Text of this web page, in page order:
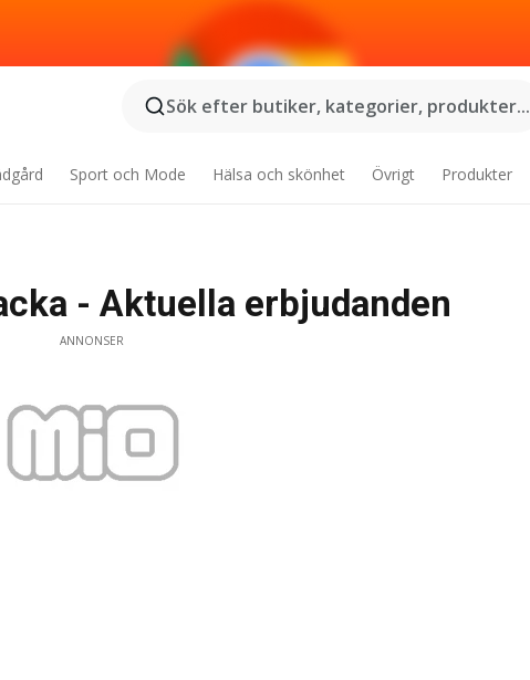
Sök efter butiker, kategorier, produkter...
Sport och Mode Hälsa och skönhet Övrigt Produkter
- Aktuella erbjudanden
ANNONSER